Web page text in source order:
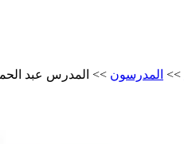
>> المدرسون >> المدرس عبد